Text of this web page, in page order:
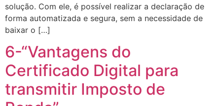
solução. Com ele, é possível realizar a declaração de
forma automatizada e segura, sem a necessidade de
baixar o […]
6-“Vantagens do
Certificado Digital para
transmitir Imposto de